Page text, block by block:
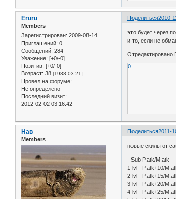
Поделиться2010-
Eruru
Members
Зарегистрирован: 2009-08-14
Приглашений: 0
Сообщений: 284
Уважение: [+0/-0]
Позитив: [+0/-0]
Возраст: 38 [1988-03-21]
Провел на форуме:
Не определено
Последний визит:
2012-02-02 03:16:42
это будет через
и то, если не
Отредактировано
0
Поделиться2011-
Нав
Members
новые скилы от
- Sub P.atk/M.atk
1 lvl - P.atk+10/
2 lvl - P.atk+15/
3 lvl - P.atk+20/
4 lvl - P.atk+25/